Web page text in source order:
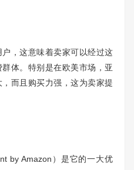
，这意味着卖家可以经过这
体。特别是在欧美市场，亚
而且购买力强，这为卖家提
Amazon）是它的一大优